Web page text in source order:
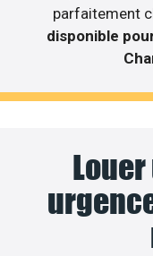
parfaitement
disponible